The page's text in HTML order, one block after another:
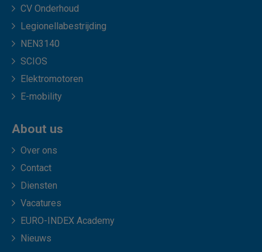
CV Onderhoud
Legionellabestrijding
NEN3140
SCIOS
Elektromotoren
E-mobility
About us
Over ons
Contact
Diensten
Vacatures
EURO-INDEX Academy
Nieuws